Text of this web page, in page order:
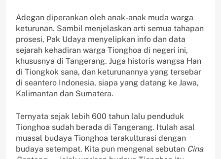
Adegan diperankan oleh anak-anak muda warga
keturunan. Sambil menjelaskan arti semua tahapan
prosesi, Pak Udaya menyelipkan info dan data
sejarah kehadiran warga Tionghoa di negeri ini,
khususnya di Tangerang. Juga historis wangsa Han
di Tiongkok sana, dan keturunannya yang tersebar
di seantero Indonesia, siapa yang datang ke Jawa,
Kalimantan dan Sumatera.
Ternyata sejak lebih 600 tahun lalu penduduk
Tionghoa sudah berada di Tangerang. Itulah asal
muasal budaya Tionghoa terakulturasi dengan
budaya setempat. Kita pun mengenal sebutan Cina